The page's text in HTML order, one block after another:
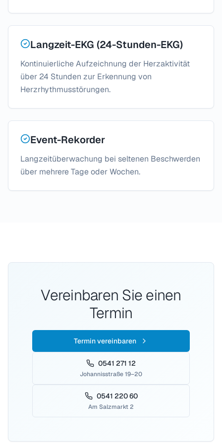
Langzeit-EKG (24-Stunden-EKG)
Kontinuierliche Aufzeichnung der Herzaktivität
über 24 Stunden zur Erkennung von
Herzrhythmusstörungen.
Event-Rekorder
Langzeitüberwachung bei seltenen Beschwerden
über mehrere Tage oder Wochen.
Vereinbaren Sie einen
Termin
Termin vereinbaren
0541 271 12
Johannisstraße 19–20
0541 220 60
Am Salzmarkt 2